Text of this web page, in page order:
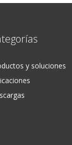
y soluciones